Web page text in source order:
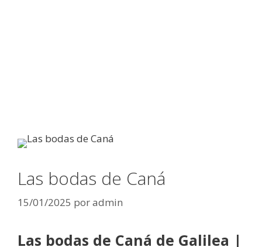
Las bodas de Caná
15/01/2025 poradmin
Las bodas de Caná de Galilea |